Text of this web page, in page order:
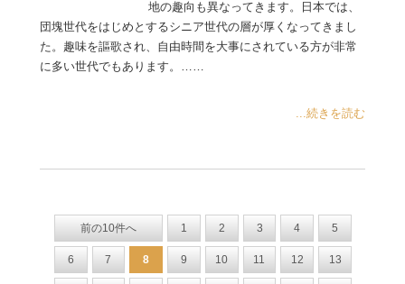
地の趣向も異なってきます。日本では、
団塊世代をはじめとするシニア世代の層が厚くなってきまし
た。趣味を謳歌され、自由時間を大事にされている方が非常
に多い世代でもあります。……
...続きを読む
前の10件へ 1 2 3 4 5
6 7 8 9 10 11 12 13